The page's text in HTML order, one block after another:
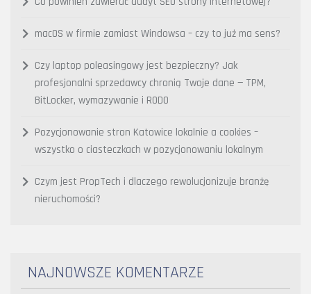
macOS w firmie zamiast Windowsa – czy to już ma sens?
Czy laptop poleasingowy jest bezpieczny? Jak
profesjonalni sprzedawcy chronią Twoje dane — TPM,
BitLocker, wymazywanie i RODO
Pozycjonowanie stron Katowice lokalnie a cookies –
wszystko o ciasteczkach w pozycjonowaniu lokalnym
Czym jest PropTech i dlaczego rewolucjonizuje branżę
nieruchomości?
NAJNOWSZE KOMENTARZE